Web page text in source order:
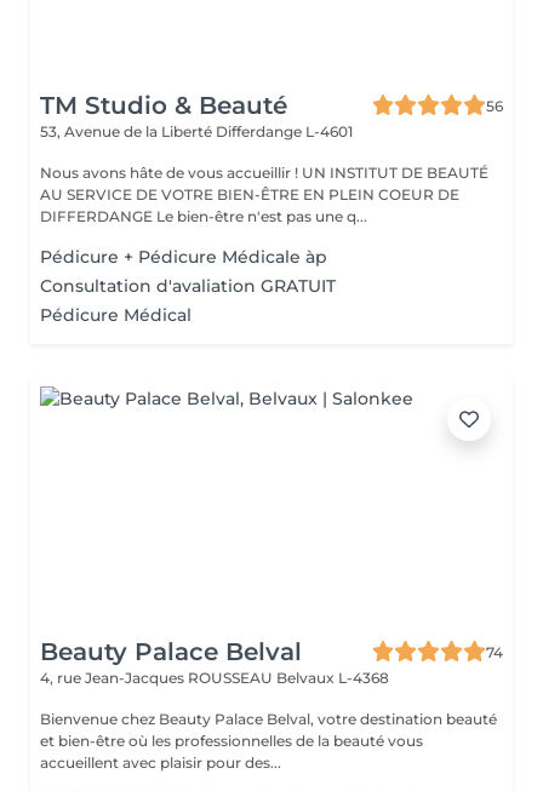
TM Studio & Beauté
56
53, Avenue de la Liberté Differdange L-4601
Nous avons hâte de vous accueillir ! UN INSTITUT DE BEAUTÉ
AU SERVICE DE VOTRE BIEN-ÊTRE EN PLEIN COEUR DE
DIFFERDANGE Le bien-être n'est pas une q...
Pédicure + Pédicure Médicale àp
Consultation d'avaliation GRATUIT
Pédicure Médical
Beauty Palace Belval
74
4, rue Jean-Jacques ROUSSEAU Belvaux L-4368
Bienvenue chez Beauty Palace Belval, votre destination beauté
et bien-être où les professionnelles de la beauté vous
accueillent avec plaisir pour des...